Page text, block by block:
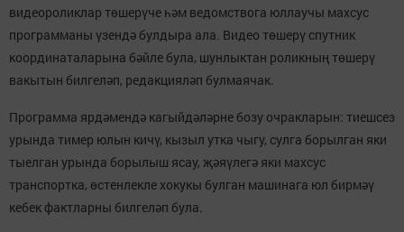
видеороликлар төшерүче һәм ведомствога юллаучы махсус
программаны үзендә булдыра ала. Видео төшерү спутник
координаталарына бәйле була, шунлыктан роликның төшерү
вакытын билгеләп, редакцияләп булмаячак.
Программа ярдәмендә кагыйдәләрне бозу очракларын: тиешсез
урында тимер юлын кичү, кызыл утка чыгу, сулга борылган яки
тыелган урында борылыш ясау, җәяүлегә яки махсус
транспортка, өстенлекле хокукы булган машинага юл бирмәү
кебек фактларны билгеләп була.